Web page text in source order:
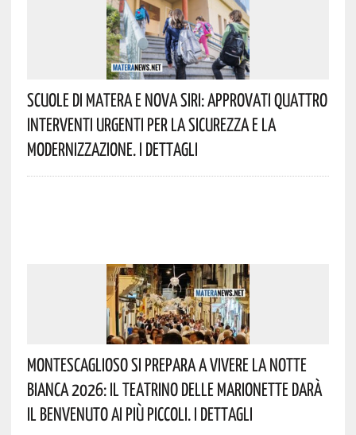
Scuole Di Matera E Nova Siri: Approvati Quattro
Interventi Urgenti Per La Sicurezza E La
Modernizzazione. I Dettagli
Montescaglioso Si Prepara A Vivere La Notte
Bianca 2026: Il Teatrino Delle Marionette Darà
Il Benvenuto Ai Più Piccoli. I Dettagli